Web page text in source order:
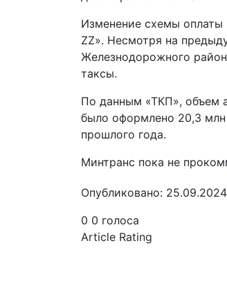
Изменение схемы оплаты
ZZ». Несмотря на
Железнодорожного
таксы.
По данным «ТКП», объем
было оформлено 20,3 млн
прошлого года.
Минтранс пока не
Опубликовано: 25.09.2024
0 0 голоса
Article Rating